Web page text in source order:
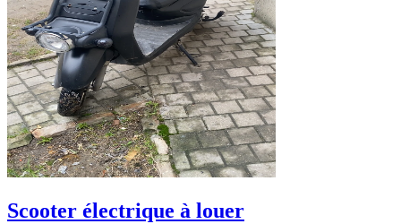
Scooter électrique à louer